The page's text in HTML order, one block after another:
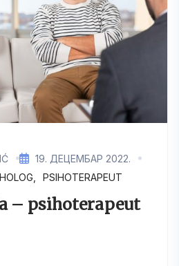
19. ДЕЦЕМБАР 2022.
PSIHOTERAPEUT
– psihoterapeut